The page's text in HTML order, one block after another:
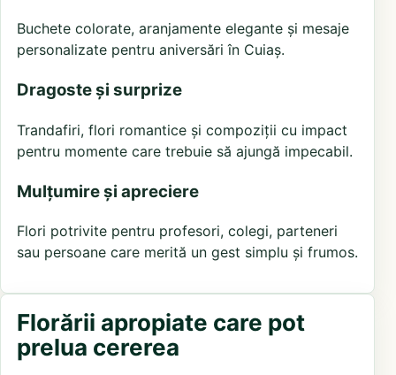
Buchete colorate, aranjamente elegante și mesaje
personalizate pentru aniversări în Cuiaș.
Dragoste și surprize
Trandafiri, flori romantice și compoziții cu impact
pentru momente care trebuie să ajungă impecabil.
Mulțumire și apreciere
Flori potrivite pentru profesori, colegi, parteneri
sau persoane care merită un gest simplu și frumos.
Florării apropiate care pot
prelua cererea